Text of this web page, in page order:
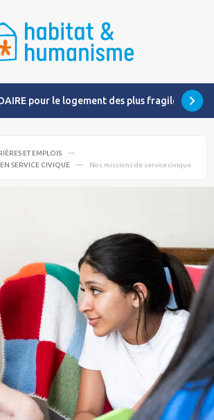
pour le logement des plus fragiles
ET EMPLOIS
SERVICE CIVIQUE
Nos missions de service civique